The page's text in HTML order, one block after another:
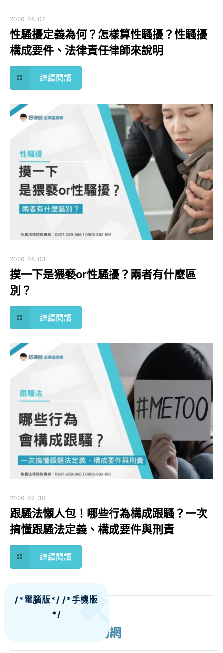
2026-08-07
性騷擾定義為何？怎樣算性騷擾？性騷擾
構成要件、法律責任律師來說明
繼續閱讀
2026-08-03
摸一下是猥褻or性騷擾？兩者有什麼區
別？
繼續閱讀
2026-07-30
跟騷法懶人包！哪些行為構成跟騷？一次
搞懂跟騷法定義、構成要件與刑責
繼續閱讀
/*電腦版*/ /*手機版
*/